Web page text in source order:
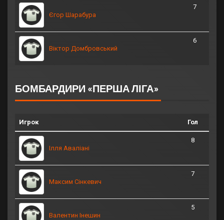
Єгор Шарабура
7
Віктор Домбровський
6
БОМБАРДИРИ «ПЕРША ЛІГА»
Игрок Гол
Ілля Аваліані
8
Максим Сінкевич
7
Валентин Інешин
5